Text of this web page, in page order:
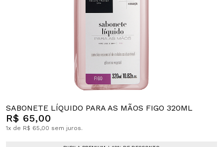
SABONETE LÍQUIDO PARA AS MÃOS FIGO 320ML
R$ 65,00
1x de R$ 65,00 sem juros.